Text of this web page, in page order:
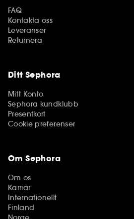
FAQ
Kontakta oss
Leveranser
Returnera
Ditt Sephora
Mitt Konto
Sephora kundklubb
Presentkort
Cookie preferenser
Om Sephora
Om os
Karriär
Internationellt
Finland